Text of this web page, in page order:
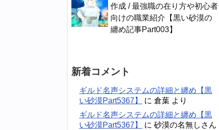
作成 / 最強職の在り方や初心者
向けの職業紹介【黒い砂漠の
纏め記事Part003】
新着コメント
ギルド名声システムの詳細と纏め【黒
い砂漠Part5367】
に 倉葉 より
ギルド名声システムの詳細と纏め【黒
い砂漠Part5367】
に 砂漠の名無しさん